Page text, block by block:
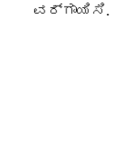
ವರ್ಗಾಯಿಸಿ.